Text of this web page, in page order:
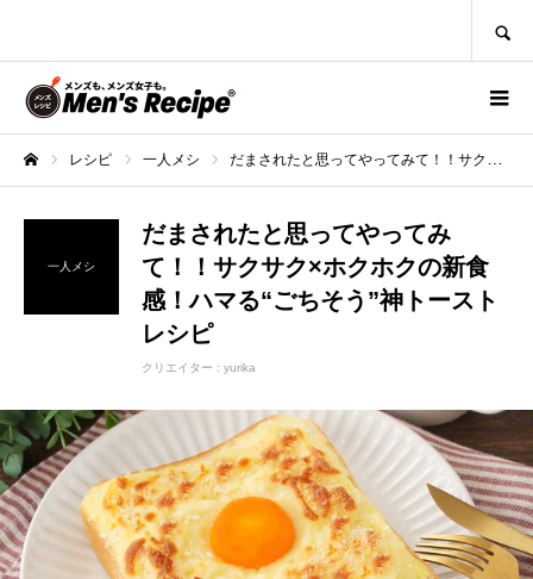
レシピ 一人メシ だまされたと思ってやってみて！！サクサク×ホクホクの新食感！ハマる“ごちそう”神トーストレシピ
一人メシ
だまされたと思ってやってみ
て！！サクサク×ホクホクの新食
感！ハマる“ごちそう”神トースト
レシピ
クリエイター : yurika